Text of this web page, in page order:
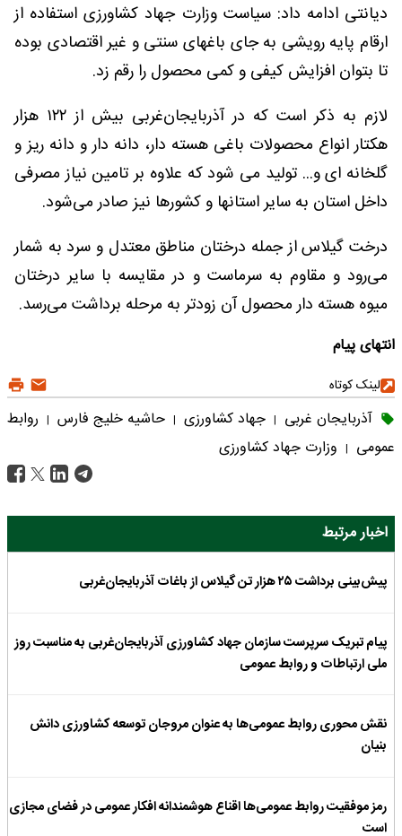
دیانتی ادامه داد: سیاست وزارت جهاد کشاورزی استفاده از
ارقام پایه رویشی به جای باغهای سنتی و غیر اقتصادی بوده
تا بتوان افزایش کیفی و کمی محصول را رقم زد.
لازم به ذکر است که در آذربایجان‌غربی بیش از ۱۲۲ هزار
هکتار انواع محصولات باغی هسته دار، دانه دار و دانه ریز و
گلخانه ای و... تولید می شود که علاوه بر تامین نیاز مصرفی
داخل استان به سایر استانها و کشورها نیز صادر می‌شود.
درخت گیلاس از جمله درختان مناطق معتدل و سرد به شمار
می‌رود و مقاوم به سرماست و در مقایسه با سایر درختان
میوه هسته دار محصول آن زودتر به مرحله برداشت می‌رسد.
انتهای پیام
لینک کوتاه
آذربایجان غربی | جهاد کشاورزی | حاشیه خلیج فارس | روابط
عمومی | وزارت جهاد کشاورزی
اخبار مرتبط
پیش‌بینی برداشت ۲۵ هزار تن گیلاس از باغات آذربایجان‌غربی
پیام تبریک سرپرست سازمان جهاد کشاورزی آذربایجان‌غربی به مناسبت روز
ملی ارتباطات و روابط عمومی
نقش محوری روابط عمومی‌ها به عنوان مروجان توسعه کشاورزی دانش
بنیان
رمز موفقیت روابط عمومی‌ها اقناع هوشمندانه افکار عمومی در فضای مجازی
است